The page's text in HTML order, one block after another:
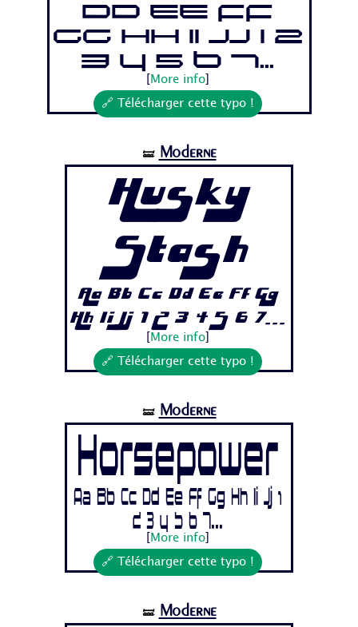
Dd Ee Ff
Gg Hh Ii Jj 1 2
3 4 5 6 7...
More info]
🔗 Télécharger cette typo !
🝛 Moderne
Husky
Stash
Aa Bb Cc Dd Ee Ff Gg
Hh Ii Jj 1 2 3 4 5 6 7...
More info]
🔗 Télécharger cette typo !
🝛 Moderne
Horsepower
Aa Bb Cc Dd Ee Ff Gg Hh Ii Jj 1
2 3 4 5 6 7...
More info]
🔗 Télécharger cette typo !
🝛 Moderne